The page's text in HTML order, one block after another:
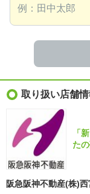
取り扱い店舗情
「
た
阪急阪神不動産(株)